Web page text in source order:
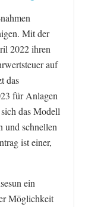
Mit der
2022 ihren
auf
das
für Anlagen
das Modell
und schnellen
ist einer,
ein
Möglichkeit